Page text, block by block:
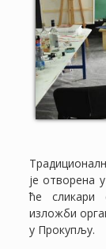
је отворена
ће сликари
изложби
у Прокупљу.